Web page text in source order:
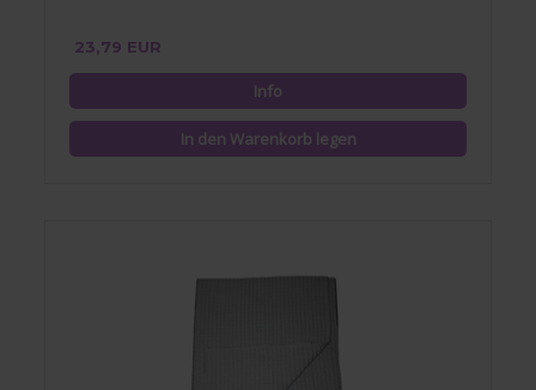
23,79 EUR